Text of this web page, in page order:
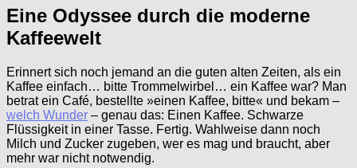
Eine Odyssee durch die moderne
Kaffeewelt
Erinnert sich noch jemand an die guten alten Zeiten, als ein
Kaffee einfach… bitte Trommelwirbel… ein Kaffee war? Man
betrat ein Café, bestellte »einen Kaffee, bitte« und bekam –
welch Wunder – genau das: Einen Kaffee. Schwarze
Flüssigkeit in einer Tasse. Fertig. Wahlweise dann noch
Milch und Zucker zugeben, wer es mag und braucht, aber
mehr war nicht notwendig.